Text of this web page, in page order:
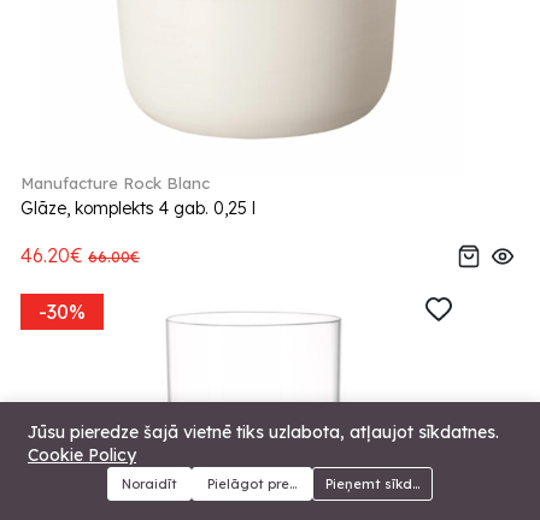
Menu Kategorijas Meklēt Grozs
Manufacture Rock Blanc
Glāze, komplekts 4 gab. 0,25 l
46.20€ 66.00€
-30%
Jūsu pieredze šajā vietnē tiks uzlabota, atļaujot sīkdatnes.
Cookie Policy
Noraidīt Pielāgot preferencesPieņemt sīkdatnes